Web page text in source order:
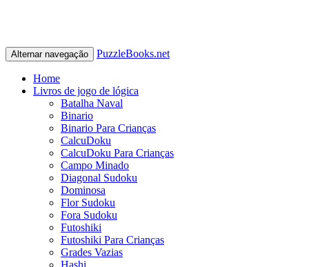
Alternar navegação PuzzleBooks.net
Home
Livros de jogo de lógica
Batalha Naval
Binario
Binario Para Crianças
CalcuDoku
CalcuDoku Para Crianças
Campo Minado
Diagonal Sudoku
Dominosa
Flor Sudoku
Fora Sudoku
Futoshiki
Futoshiki Para Crianças
Grades Vazias
Hashi